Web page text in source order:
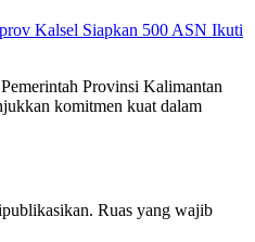
Kalsel Siapkan 500 ASN Ikuti
Provinsi Kalimantan
komitmen kuat dalam
Ruas yang wajib